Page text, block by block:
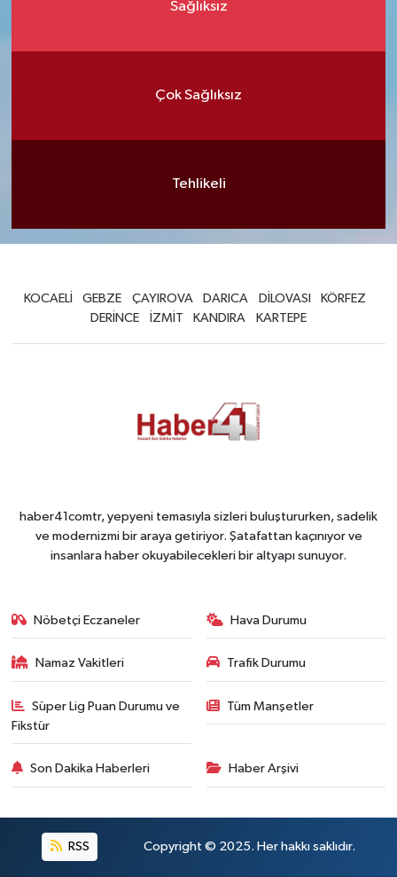
Sağlıksız
Çok Sağlıksız
Tehlikeli
KOCAELİ GEBZE ÇAYIROVA DARICA DİLOVASI
KÖRFEZ
DERİNCE
İZMİT KANDIRA KARTEPE
haber41comtr, yepyeni temasıyla sizleri buluştururken, sadelik
ve modernizmi bir araya getiriyor. Şatafattan kaçınıyor ve
insanlara haber okuyabilecekleri bir altyapı sunuyor.
Nöbetçi Eczaneler Hava Durumu
Namaz Vakitleri Trafik Durumu
Süper Lig Puan Durumu ve
Fikstür
Tüm Manşetler
Son Dakika Haberleri Haber Arşivi
RSS Copyright © 2025. Her hakkı saklıdır.